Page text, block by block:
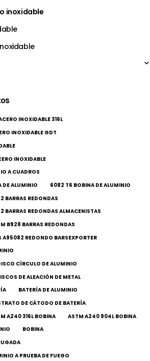
inoxidable
INOXIDABLE 316L
INOXIDABLE GDT
INOXIDABLE
A CUADROS
DE ALUMINIO
6082 T6 BOBINA DE ALUMINIO
BARRAS REDONDAS
BARRAS REDONDAS ALMACENISTAS
B928 BARRAS REDONDAS
A95082 REDONDO BARSEXPORTER
CÍRCULO DE ALUMINIO
DE ALEACIÓN DE METAL
BATERÍA DE ALUMINIO
DE CÁTODO DE BATERÍA
A240 316L BOBINA
ASTM A240 904L BOBINA
BOBINA
A PRUEBA DE FUEGO